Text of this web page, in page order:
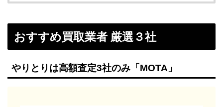
おすすめ買取業者 厳選３社
やりとりは高額査定3社のみ「MOTA」